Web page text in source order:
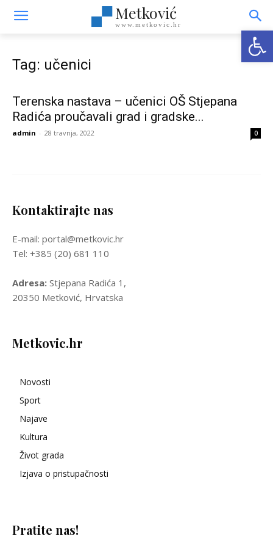
Metković
www.metkovic.hr
Tag: učenici
Terenska nastava – učenici OŠ Stjepana
Radića proučavali grad i gradske...
admin - 28 travnja, 2022 0
Kontaktirajte nas
E-mail: portal@metkovic.hr
Tel: +385 (20) 681 110
Adresa: Stjepana Radića 1,
20350 Metković, Hrvatska
Metkovic.hr
Novosti
Sport
Najave
Kultura
Život grada
Izjava o pristupačnosti
Pratite nas!